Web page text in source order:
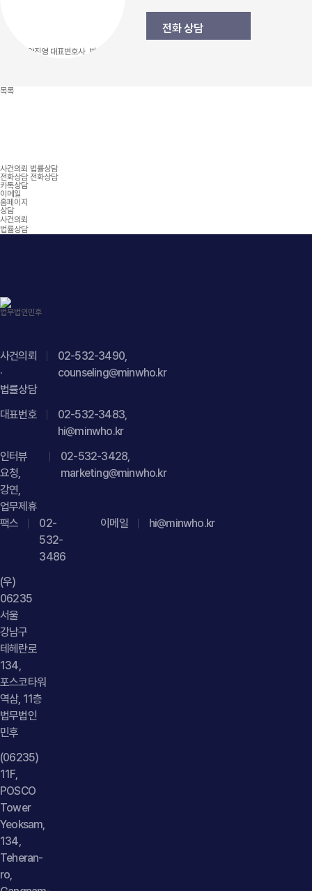
전화 상담
목록
사건의뢰 법률상담
전화상담 전화상담
카톡상담
이메일
홈페이지
상담
사건의뢰
법률상담
사건의뢰
·
법률상담
02-532-3490,
counseling@minwho.kr
대표번호
02-532-3483,
hi@minwho.kr
인터뷰
요청,
강연,
업무제휴
02-532-3428,
marketing@minwho.kr
팩스
02-
532-
3486
이메일 hi@minwho.kr
(우)
06235
서울
강남구
테헤란로
134,
포스코타워
역삼, 11층
법무법인
민후
(06235)
11F,
POSCO
Tower
Yeoksam,
134,
Teheran-
ro,